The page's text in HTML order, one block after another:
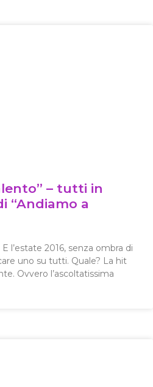
– tutti in
“Andiamo a
l’estate 2016, senza ombra di
uno su tutti. Quale? La hit
Ovvero l’ascoltatissima